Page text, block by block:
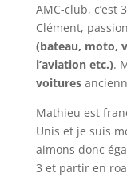
AMC-club, c’est
Clément,
(bateau, moto,
l’aviation etc.).
voitures
Mathieu est
Unis et je suis
aimons donc
3 et partir en